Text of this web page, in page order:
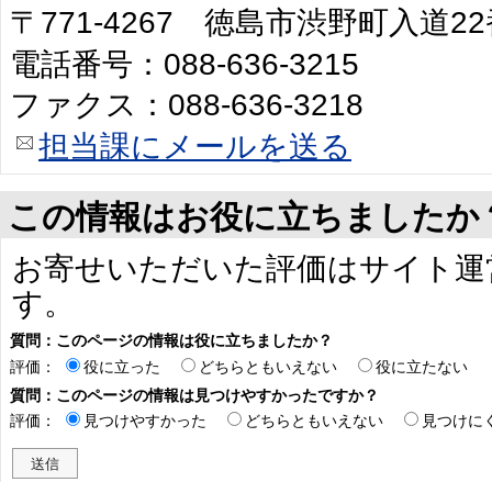
〒771-4267 徳島市渋野町入道22
電話番号：088-636-3215
ファクス：088-636-3218
担当課にメールを送る
この情報はお役に立ちましたか
お寄せいただいた評価はサイト
す。
質問：このページの情報は役に立ちましたか？
評価：
役に立った どちらともいえない
役に立たない
質問：このページの情報は見つけやすかったですか？
評価：
見つけやすかった どちらともいえない 見つけに